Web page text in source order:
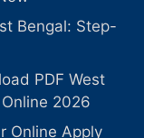
Bengal: Step-
PDF West
2026
Online Apply